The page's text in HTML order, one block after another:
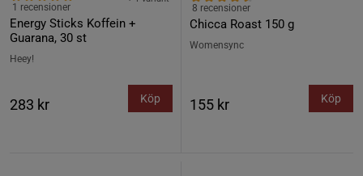
Energy Sticks Koffein +
Guarana, 30 st
1 recensioner
Heey!
283 kr Köp
Chicca Roast 150 g
8 recensioner
Womensync
155 kr Köp